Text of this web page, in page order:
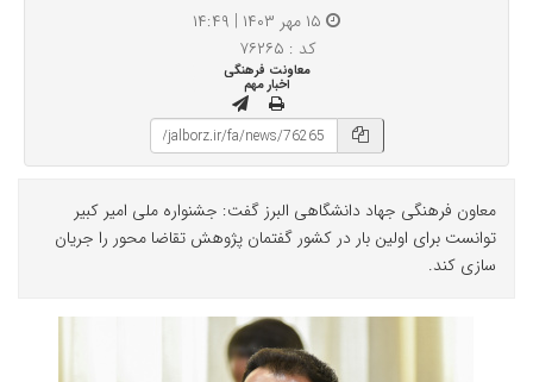
کد : ۷۶۲۶۵
معاونت فرهنگی
اخبار مهم
معاون فرهنگی جهاد دانشگاهی البرز گفت: جشنواره ملی امیر کبیر
توانست برای اولین بار در کشور گفتمان پژوهش تقاضا محور را جریان
سازی کند.